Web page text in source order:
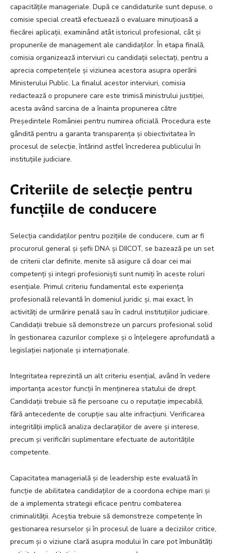
capacitățile manageriale. După ce candidaturile sunt depuse, o
comisie special creată efectuează o evaluare minuțioasă a
fiecărei aplicații, examinând atât istoricul profesional, cât și
propunerile de management ale candidaților. În etapa finală,
comisia organizează interviuri cu candidații selectați, pentru a
aprecia competențele și viziunea acestora asupra operării
Ministerului Public. La finalul acestor interviuri, comisia
redactează o propunere care este trimisă ministrului justiției,
acesta având sarcina de a înainta propunerea către
Președintele României pentru numirea oficială. Procedura este
gândită pentru a garanta transparența și obiectivitatea în
procesul de selecție, întărind astfel încrederea publicului în
instituțiile judiciare.
Criteriile de selecție pentru
funcțiile de conducere
Selecția candidaților pentru pozițiile de conducere, cum ar fi
procurorul general și șefii DNA și DIICOT, se bazează pe un set
de criterii clar definite, menite să asigure că doar cei mai
competenți și integri profesioniști sunt numiți în aceste roluri
esențiale. Primul criteriu fundamental este experiența
profesională relevantă în domeniul juridic și, mai exact, în
activități de urmărire penală sau în cadrul instituțiilor judiciare.
Candidații trebuie să demonstreze un parcurs profesional solid
în gestionarea cazurilor complexe și o înțelegere aprofundată a
legislației naționale și internaționale.
Integritatea reprezintă un alt criteriu esențial, având în vedere
importanța acestor funcții în menținerea statului de drept.
Candidații trebuie să fie persoane cu o reputație impecabilă,
fără antecedente de corupție sau alte infracțiuni. Verificarea
integrității implică analiza declarațiilor de avere și interese,
precum și verificări suplimentare efectuate de autoritățile
competente.
Capacitatea managerială și de leadership este evaluată în
funcție de abilitatea candidaților de a coordona echipe mari și
de a implementa strategii eficace pentru combaterea
criminalității. Aceștia trebuie să demonstreze competențe în
gestionarea resurselor și în procesul de luare a deciziilor critice,
precum și o viziune clară asupra modului în care pot îmbunătăți